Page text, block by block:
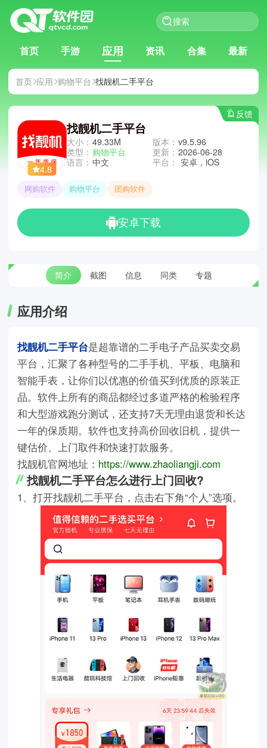
首页 手游 应用 资讯 合集 最新
首页 应用 购物平台 找靓机二手平台
反馈
4.8
找靓机二手平台
大小： 49.33M
类型： 购物平台
语言： 中文
版本： v9.5.96
更新： 2026-06-28
平台： 安卓，iOS
网购软件 购物平台 团购软件
安卓下载
简介 截图 信息 同类 专题
应用介绍
找靓机二手平台是超靠谱的二手电子产品买卖交易
平台，汇聚了各种型号的二手手机、平板、电脑和
智能手表，让你们以优惠的价值买到优质的原装正
品。软件上所有的商品都经过多道严格的检验程序
和大型游戏跑分测试，还支持7天无理由退货和长达
一年的保质期。软件也支持高价回收旧机，提供一
键估价、上门取件和快速打款服务。
找靓机官网地址： https://www.zhaoliangji.com
找靓机二手平台怎么进行上门回收?
1、打开找靓机二手平台，点击右下角“个人”选项。